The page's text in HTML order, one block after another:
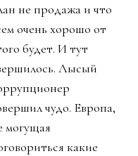
не продажа и что
очень хорошо от
будет. И тут
Лысый
чудо. Европа,
могущая
какие